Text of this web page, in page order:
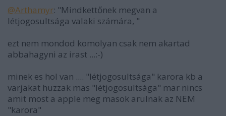
@Arthamyr: "Mindkettőnek megvan a
létjogosultsága valaki számára, "
ezt nem mondod komolyan csak nem akartad
abbahagyni az irast ...:-)
minek es hol van .... "létjogosultsága" karora kb a
varjakat huzzak mas "létjogosultsága" mar nincs
amit most a apple meg masok arulnak az NEM
"karora"